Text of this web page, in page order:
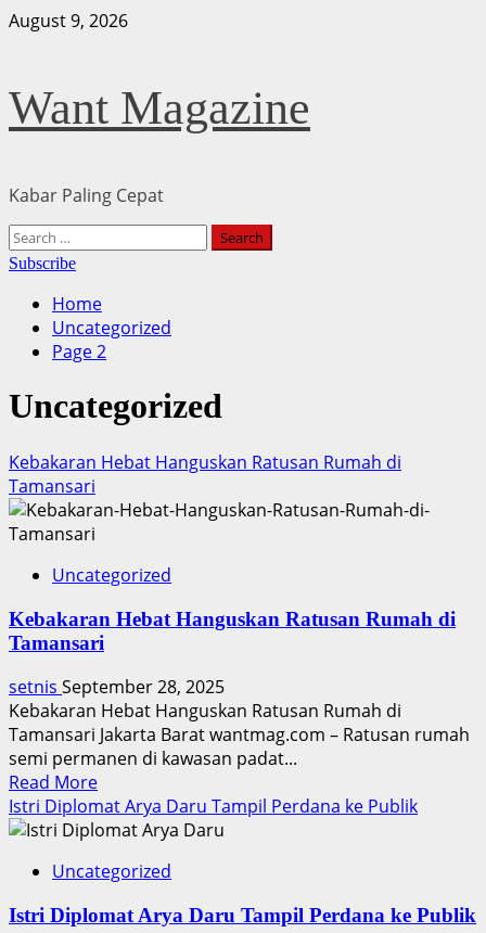
Skip
August 9, 2026
Want Magazine
Kabar Paling Cepat
Primary
Menu
Search
for:
Subscribe
Home
Uncategorized
Page 2
Uncategorized
Kebakaran Hebat Hanguskan Ratusan Rumah di
Tamansari
Uncategorized
Kebakaran Hebat Hanguskan Ratusan Rumah di
Tamansari
setnis September 28, 2025
Kebakaran Hebat Hanguskan Ratusan Rumah di
Tamansari Jakarta Barat wantmag.com – Ratusan rumah
semi permanen di kawasan padat...
Read MoreRead
more
about
Hebat
Ratusan
Istri Diplomat Arya Daru Tampil Perdana ke Publik
Uncategorized
Istri Diplomat Arya Daru Tampil Perdana ke Publik